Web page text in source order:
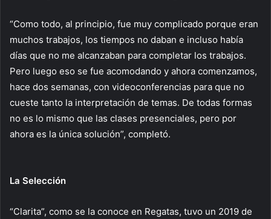
“Como todo, al principio, fue muy complicado porque eran
muchos trabajos, los tiempos no daban e incluso había
días que no me alcanzaban para completar los trabajos.
Pero luego eso se fue acomodando y ahora comenzamos,
hace dos semanas, con videoconferencias para que no
cueste tanto la interpretación de temas. De todas formas
no es lo mismo que las clases presenciales, pero por
ahora es la única solución”, completó.
La Selección
“Clarita”, como se la conoce en Regatas, tuvo un 2019 de